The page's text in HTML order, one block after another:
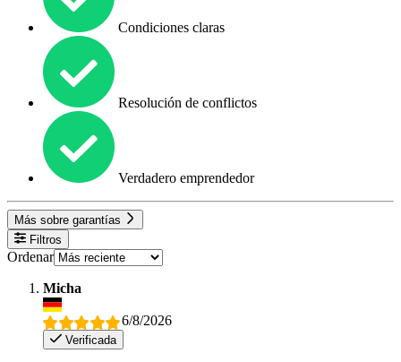
Condiciones claras
Resolución de conflictos
Verdadero emprendedor
Más sobre garantías
Filtros
Ordenar
Micha
6/8/2026
Verificada